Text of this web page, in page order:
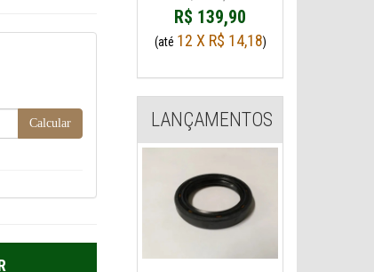
Calcular
R$ 139,90
(até 12 X R$ 14,18)
LANÇAMENTOS